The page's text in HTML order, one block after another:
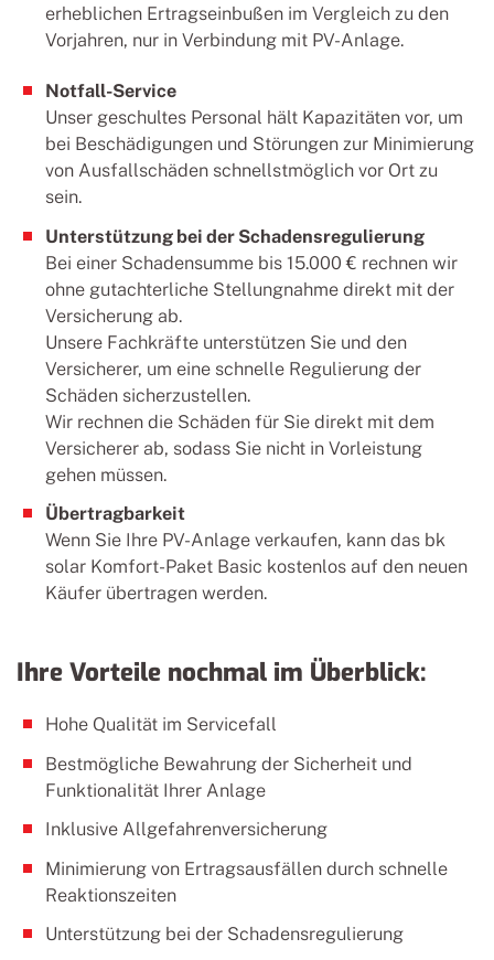
erheblichen Ertragseinbußen im Vergleich zu den
Vorjahren, nur in Verbindung mit PV-Anlage.
Notfall-Service
Unser geschultes Personal hält Kapazitäten vor, um
bei Beschädigungen und Störungen zur Minimierung
von Ausfallschäden schnellstmöglich vor Ort zu
sein.
Unterstützung bei der Schadensregulierung
Bei einer Schadensumme bis 15.000 € rechnen wir
ohne gutachterliche Stellungnahme direkt mit der
Versicherung ab.
Unsere Fachkräfte unterstützen Sie und den
Versicherer, um eine schnelle Regulierung der
Schäden sicherzustellen.
Wir rechnen die Schäden für Sie direkt mit dem
Versicherer ab, sodass Sie nicht in Vorleistung
gehen müssen.
Übertragbarkeit
Wenn Sie Ihre PV-Anlage verkaufen, kann das bk
solar Komfort-Paket Basic kostenlos auf den neuen
Käufer übertragen werden.
Ihre Vorteile nochmal im Überblick:
Hohe Qualität im Servicefall
Bestmögliche Bewahrung der Sicherheit und
Funktionalität Ihrer Anlage
Inklusive Allgefahrenversicherung
Minimierung von Ertragsausfällen durch schnelle
Reaktionszeiten
Unterstützung bei der Schadensregulierung